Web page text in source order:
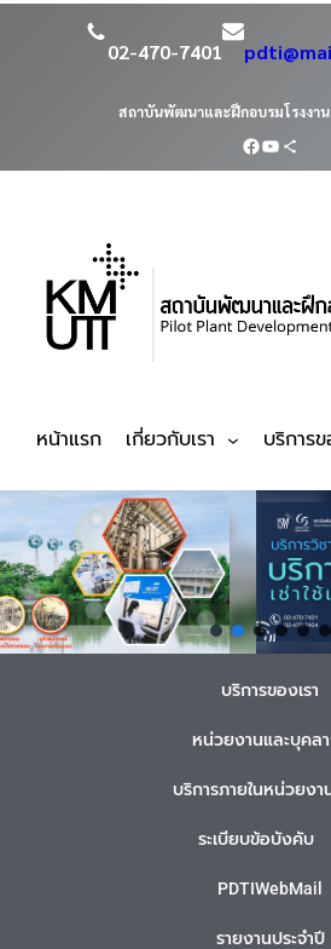
02-470-7401
สถาบันพัฒนาและฝึกอบรมโรงงา
หน้าแรก เกี่ยวกับเรา บริการข
บริการของเรา
หน่วยงานและบุคล
บริการภายในหน่วยงา
ระเบียบข้อบังคับ
PDTIWebMail
รายงานประจำปี